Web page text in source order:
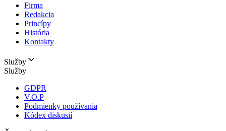
Firma
Redakcia
Princípy
História
Kontakty
Služby
Služby
GDPR
V.O.P
Podmienky používania
Kódex diskusií